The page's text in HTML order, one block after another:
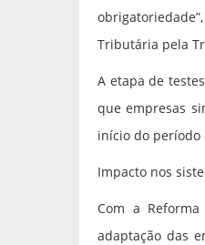
Tributária pela
A etapa de
que empresas
início do período
Impacto nos
Com a
adaptação das